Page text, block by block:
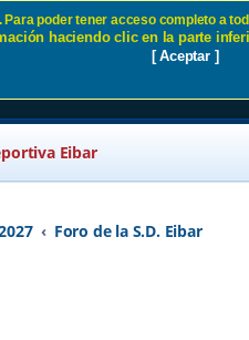
Página 45 SD
Eibar
Foro de la S.D. Eibar
poder tener acceso completo a
haciendo clic en la parte
[ Aceptar ]